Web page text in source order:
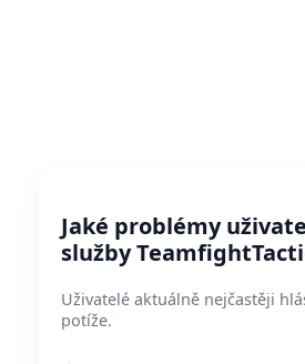
Jaké problémy
služby
Uživatelé aktuálně nejčastěji
potíže.